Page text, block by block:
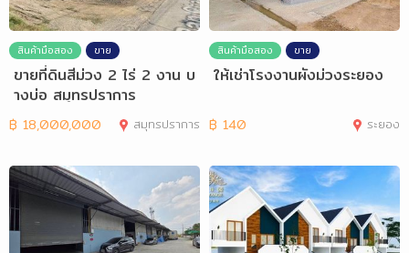
สินค้ามือสอง ขาย
ขายที่ดินสีม่วง 2 ไร่ 2 งาน บ
างบ่อ สมุทรปราการ
฿ 18,000,000 สมุทรปราการ
สินค้ามือสอง ขาย
ให้เช่าโรงงานผังม่วงระยอง
฿ 140 ระยอง